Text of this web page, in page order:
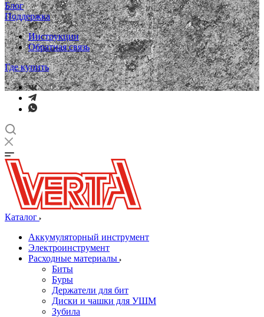
Блог
Поддержка
Инструкции
Обратная связь
Где купить
Каталог
Аккумуляторный инструмент
Электроинструмент
Расходные материалы
Биты
Буры
Держатели для бит
Диски и чашки для УШМ
Зубила